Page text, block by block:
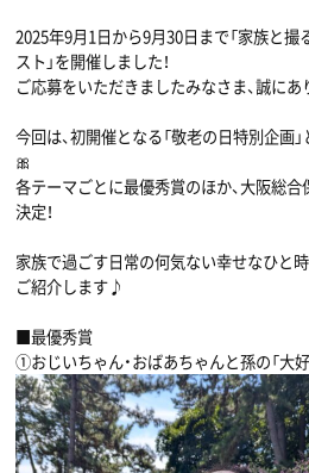
2025年9月1日から9月30日まで「家族と撮
スト」を開催しました！
ご応募をいただきましたみなさま、誠にあ
今回は、初開催となる「敬老の日特別企画
🎀
各テーマごとに最優秀賞のほか、大阪総
決定！
家族で過ごす日常の何気ない幸せなひと
ご紹介します♪
■最優秀賞
①おじいちゃん・おばあちゃんと孫の「大